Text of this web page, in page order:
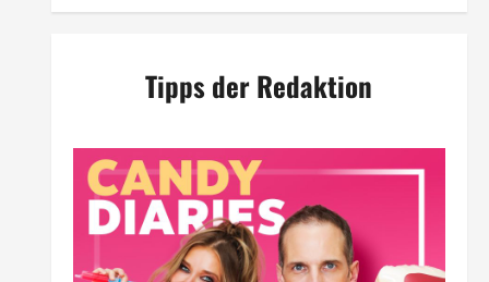
Tipps der Redaktion